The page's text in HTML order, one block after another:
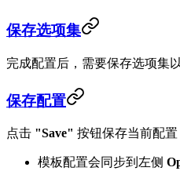
保存选项集
完成配置后，需要保存选项集
保存配置
点击 "Save" 按钮保存当前配置
模板配置会同步到左侧